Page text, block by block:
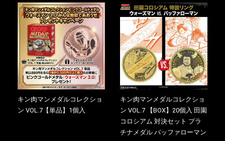
メダル(非売品)付
キン肉マンメダルコレクショ
ン VOL.7【単品】1個入
キン肉マンメダルコレクショ
ン VOL.7 【BOX】20個入 田園
コロシアム 対決セット プラ
チナメダル バッファローマン